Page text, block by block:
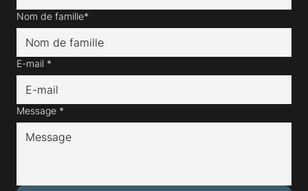
Nom de famille*
E-mail *
Message *